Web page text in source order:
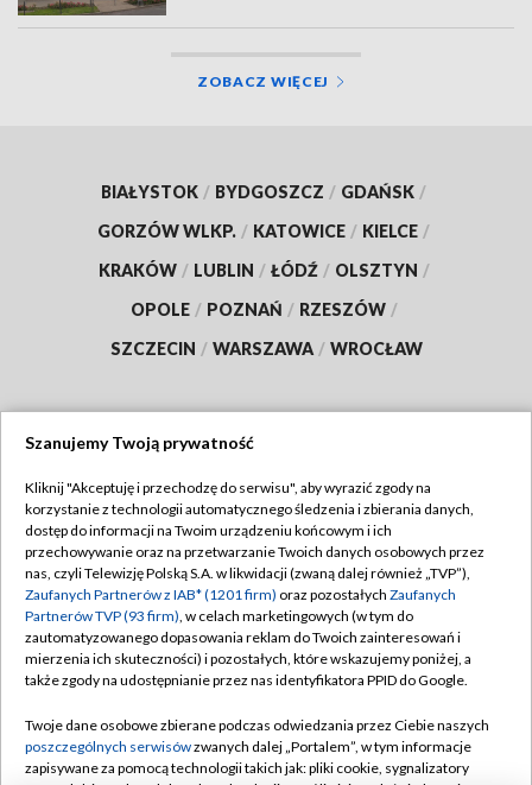
ZOBACZ WIĘCEJ
BIAŁYSTOK / BYDGOSZCZ / GDAŃSK /
GORZÓW WLKP. / KATOWICE / KIELCE /
KRAKÓW / LUBLIN / ŁÓDŹ / OLSZTYN /
OPOLE / POZNAŃ / RZESZÓW /
SZCZECIN / WARSZAWA / WROCŁAW
TVP
Abonament TVP
Emisja w TVP
Centrum informacji TVP
Naziemna Telewizja Cyfrowa
Rada Programowa
System NOS
Regulamin TVP
Polityka prywatności
Moje zgody
Pomoc
Kontakt
Szanujemy Twoją prywatność
Kliknij "Akceptuję i przechodzę do serwisu", aby wyrazić zgody na
korzystanie z technologii automatycznego śledzenia i zbierania danych,
dostęp do informacji na Twoim urządzeniu końcowym i ich
przechowywanie oraz na przetwarzanie Twoich danych osobowych przez
nas, czyli Telewizję Polską S.A. w likwidacji (zwaną dalej również „TVP”),
Zaufanych Partnerów z IAB* (1201 firm) oraz pozostałych Zaufanych
Partnerów TVP (93 firm), w celach marketingowych (w tym do
zautomatyzowanego dopasowania reklam do Twoich zainteresowań i
mierzenia ich skuteczności) i pozostałych, które wskazujemy poniżej, a
także zgody na udostępnianie przez nas identyfikatora PPID do Google.
Twoje dane osobowe zbierane podczas odwiedzania przez Ciebie naszych
poszczególnych serwisówzwanych dalej „Portalem”, w tym informacje
zapisywane za pomocą technologii takich jak: pliki cookie, sygnalizatory